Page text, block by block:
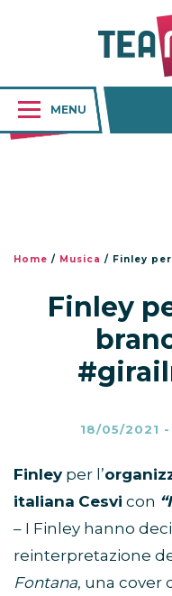
MENU
Home / Musica / Finley per
Finley
18/05/2021 -
Finleyper l’
italiana Cesvi con
– I Finley hanno
reinterpretazione
Fontana, una cover